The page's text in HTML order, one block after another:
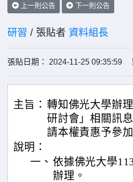
上一則公告 下一則公告
研習 / 張貼者 資料組長
張貼日期： 2024-11-25 09:35:59
主旨： 轉知佛光大學辦
研討會」相關訊
請本權責惠予參
說明：
一、 依據佛光大學
辦理。